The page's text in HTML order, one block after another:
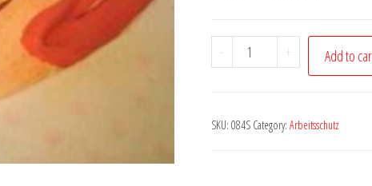
-
Strickhandschuhe
Gummi
1
+ Add to
SKU: 084S Category: Arbeitsschutz